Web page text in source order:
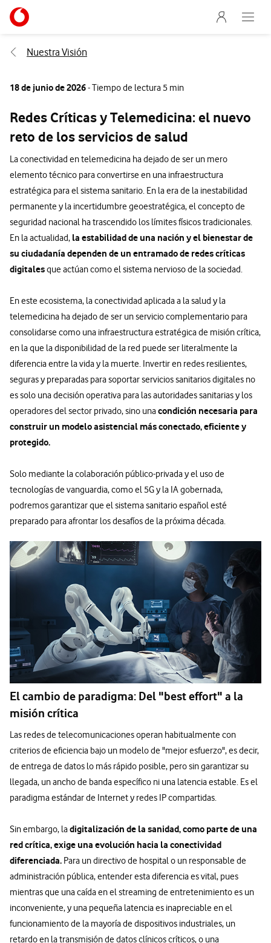
Ir a la pagina principal de vodafone.es
Menu
Abre
Nuestra Visión
18 de junio de 2026- Tiempo de lectura 5 min
Redes Críticas y Telemedicina: el nuevo
reto de los servicios de salud
La conectividad en telemedicina ha dejado de ser un mero
elemento técnico para convertirse en una infraestructura
estratégica para el sistema sanitario. En la era de la inestabilidad
permanente y la incertidumbre geoestratégica, el concepto de
seguridad nacional ha trascendido los límites físicos tradicionales.
En la actualidad, la estabilidad de una nación y el bienestar de
su ciudadanía dependen de un entramado de redes críticas
digitalesque actúan como el sistema nervioso de la sociedad.
En este ecosistema, la conectividad aplicada a la salud y la
telemedicina ha dejado de ser un servicio complementario para
consolidarse como una infraestructura estratégica de misión crítica,
en la que la disponibilidad de la red puede ser literalmente la
diferencia entre la vida y la muerte. Invertir en redes resilientes,
seguras y preparadas para soportar servicios sanitarios digitales no
es solo una decisión operativa para las autoridades sanitarias y los
operadores del sector privado, sino unacondición necesaria para
construir un modelo asistencial más conectado, eficiente y
protegido.
Solo mediante la colaboración público-privada y el uso de
tecnologías de vanguardia, como el 5G y la IA gobernada,
podremos garantizar que el sistema sanitario español esté
preparado para afrontar los desafíos de la próxima década.
El cambio de paradigma: Del "best effort" a la
misión crítica
Las redes de telecomunicaciones operan habitualmente con
criterios de eficiencia bajo un modelo de "mejor esfuerzo", es decir,
de entrega de datos lo más rápido posible, pero sin garantizar su
llegada, un ancho de banda específico ni una latencia estable. Es el
paradigma estándar de Internet y redes IP compartidas.
Sin embargo, ladigitalización de la sanidad, como parte de una
red crítica, exige una evolución hacia la conectividad
diferenciada. Para un directivo de hospital o un responsable de
administración pública, entender esta diferencia es vital, pues
mientras que una caída en el streaming de entretenimiento es un
inconveniente, y una pequeña latencia es inapreciable en el
funcionamiento de la mayoría de dispositivos industriales, un
retardo en la transmisión de datos clínicos críticos, o una